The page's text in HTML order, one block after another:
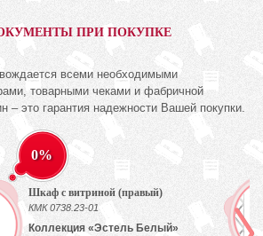
ПРИ ПОКУПКЕ
всеми необходимыми
товарными чеками и фабричной
– это гарантия надежности Вашей покупки.
0%
Шкаф с витриной (правый)
КМК 0738.23-01
Коллекция «Эстель Белый»